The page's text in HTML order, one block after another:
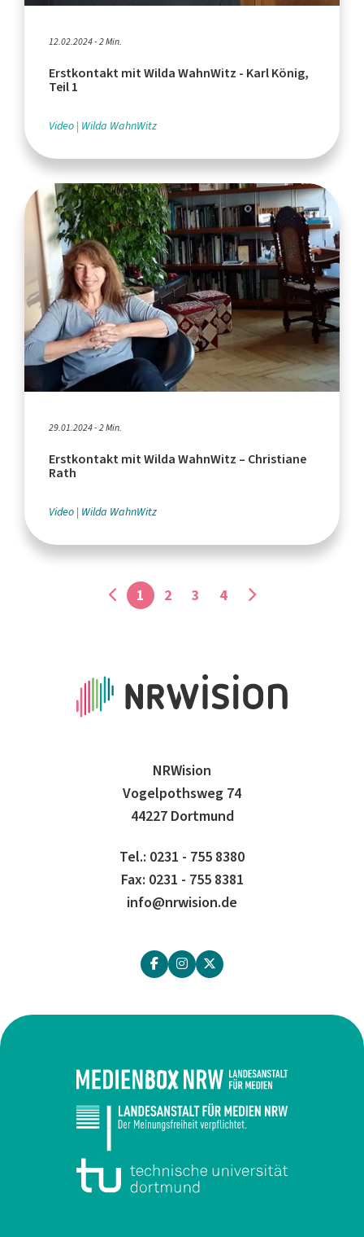
12.02.2024 - 2 Min.
Erstkontakt mit Wilda WahnWitz - Karl König,
Teil 1
Video Wilda WahnWitz
29.01.2024 - 2 Min.
Erstkontakt mit Wilda WahnWitz – Christiane
Rath
Video Wilda WahnWitz
1 2 3 4
NRWision
Vogelpothsweg 74
44227 Dortmund
Tel.: 0231 - 755 8380
Fax: 0231 - 755 8381
info@nrwision.de